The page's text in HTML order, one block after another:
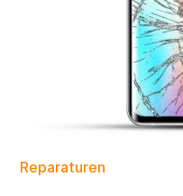
Reparaturen